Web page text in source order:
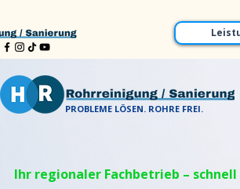
PROBLEME LÖSEN. ROHRE FREI.
Ihr regionaler Fachbetrieb – schnell